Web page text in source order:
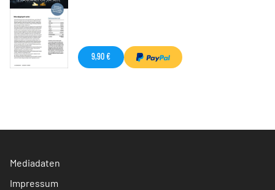
9,90 €
Mediadaten
Impressum